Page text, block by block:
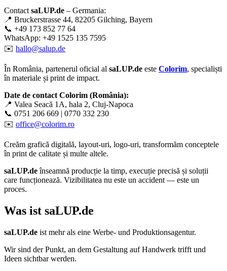
Contact saLUP.de – Germania:
📍 Bruckerstrasse 44, 82205 Gilching, Bayern
📞 +49 173 852 77 64
WhatsApp: +49 1525 135 7595
✉️ hallo@salup.de
În România, partenerul oficial al saLUP.de este Colorim, specialiști
în materiale și print de impact.
Date de contact Colorim (România):
📍 Valea Seacă 1A, hala 2, Cluj-Napoca
📞 0751 206 669 | 0770 332 230
✉️ office@colorim.ro
Creăm grafică digitală, layout-uri, logo-uri, transformăm conceptele
în print de calitate și multe altele.
saLUP.deînseamnă producție la timp, execuție precisă și soluții
care funcționează. Vizibilitatea nu este un accident — este un
proces.
Was ist saLUP.de
saLUP.de ist mehr als eine Werbe- und Produktionsagentur.
Wir sind der Punkt, an dem Gestaltung auf Handwerk trifft und
Ideen sichtbar werden.